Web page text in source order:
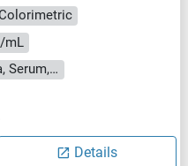
mL
Cell Culture Supernatant, Plasma, Serum, Tissue Homogenate
Details